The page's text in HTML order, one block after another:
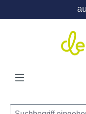
Zum Hauptinhalt